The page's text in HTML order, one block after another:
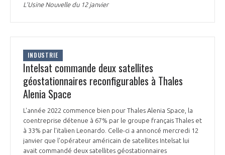
L’Usine Nouvelle du 12 janvier
INDUSTRIE
Intelsat commande deux satellites
géostationnaires reconfigurables à Thales
Alenia Space
L'année 2022 commence bien pour Thales Alenia Space, la
coentreprise détenue à 67% par le groupe français Thales et
à 33% par l'italien Leonardo. Celle-ci a annoncé mercredi 12
janvier que l'opérateur américain de satellites Intelsat lui
avait commandé deux satellites géostationnaires